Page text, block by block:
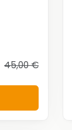
45,00 €